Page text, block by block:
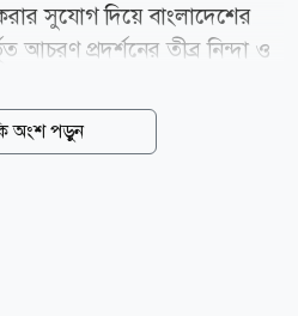
সুযোগ দিয়ে বাংলাদেশের
আচরণ প্রদর্শনের তীব্র নিন্দা ও
সেক্রেটারি জেনারেল
ও প্রতিবাদ জানান। বিবৃতিতে
অংশ পড়ুন